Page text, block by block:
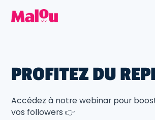
PROFITEZ DU
Accédez à notre webinar pour
vos followers 👉